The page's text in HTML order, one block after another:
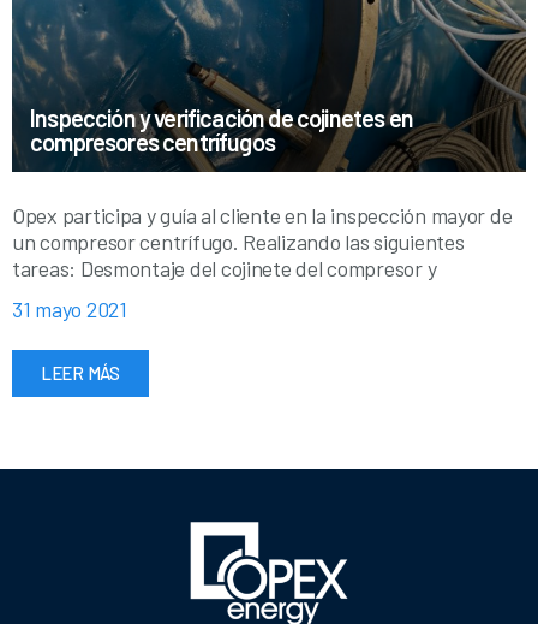
Inspección y verificación de cojinetes en
compresores centrífugos
Opex participa y guía al cliente en la inspección mayor de
un compresor centrífugo. Realizando las siguientes
tareas: Desmontaje del cojinete del compresor y
31 mayo 2021
LEER MÁS